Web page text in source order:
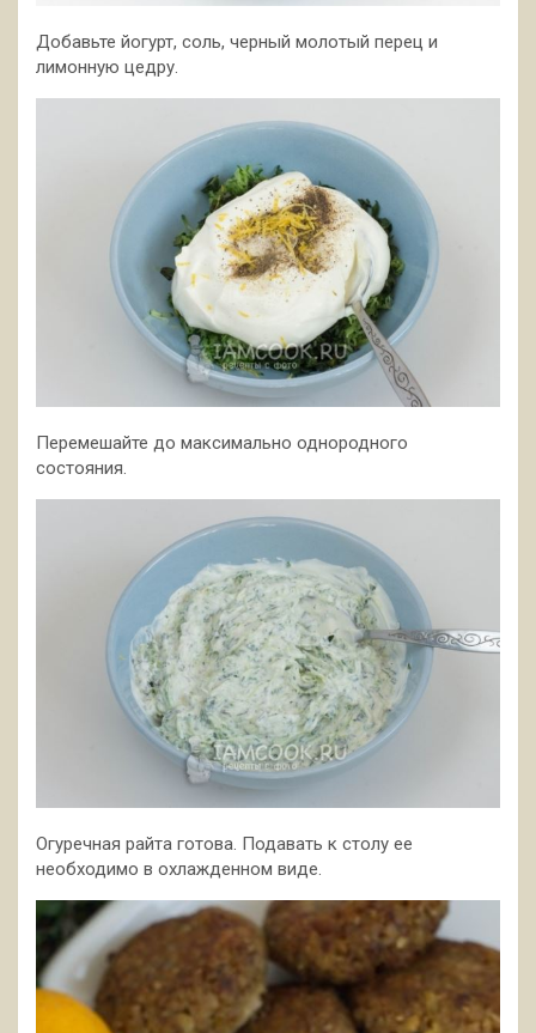
Добавьте йогурт, соль, черный молотый перец и
лимонную цедру.
Перемешайте до максимально однородного
состояния.
Огуречная райта готова. Подавать к столу ее
необходимо в охлажденном виде.